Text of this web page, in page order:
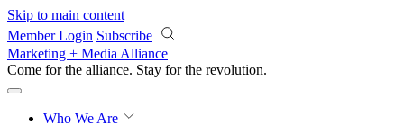
Skip to main content
Member Login Subscribe
Marketing + Media Alliance
Come for the alliance. Stay for the revolution.
Who We Are